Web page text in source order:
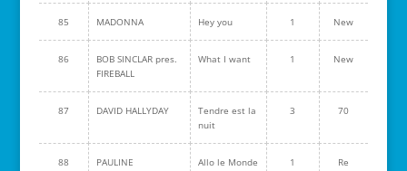
85 MADONNA Hey you 1 New
86
BOB SINCLAR pres.
FIREBALL
What I want 1 New
87 DAVID HALLYDAY
Tendre est la
nuit
3 70
88 PAULINE Allo le Monde 1 Re